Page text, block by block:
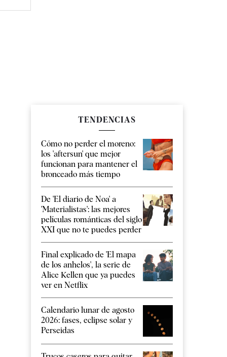
TENDENCIAS
Cómo no perder el moreno:
los 'aftersun' que mejor
funcionan para mantener el
bronceado más tiempo
De 'El diario de Noa' a
'Materialistas': las mejores
películas románticas del siglo
XXI que no te puedes perder
Final explicado de 'El mapa
de los anhelos', la serie de
Alice Kellen que ya puedes
ver en Netflix
Calendario lunar de agosto
2026: fases, eclipse solar y
Perseidas